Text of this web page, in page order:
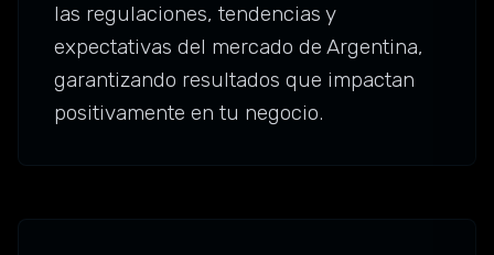
las regulaciones, tendencias y
expectativas del mercado de Argentina,
garantizando resultados que impactan
positivamente en tu negocio.